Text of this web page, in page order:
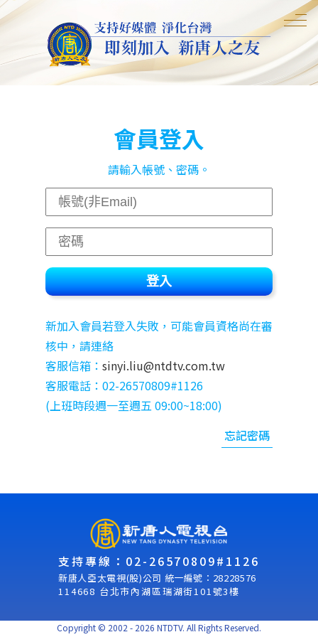
會員登入
請輸入帳號、密碼。
登入
新加入會員若登入失敗，可能會員資格尚在審
核中，請連絡
客服信箱： sinyi.liu@ntdtv.com.tw
客服電話：02-26570809#1126
(上班時段週⼀⾄週五 09:00~18:00)
忘記密碼
支持專線：02-26570809#1126
新唐人亞太電視(股)公司 統一編號：28228576
114668 台北市內湖區瑞湖街101號3樓
Copyright © 2002 - 2026 NTDTV. All Rights Reserved.